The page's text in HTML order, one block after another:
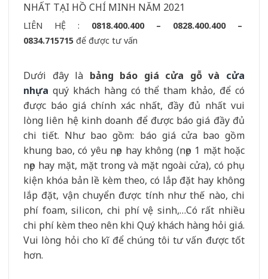
NHẤT TẠI HỒ CHÍ MINH NĂM 2021
LIÊN HỆ : 0818.400.400 – 0828.400.400 –
0834.715715 để được tư vấn
Dưới đây là bảng báo giá cửa gỗ và cửa
nhựa quý khách hàng có thể tham khảo, để có
được báo giá chính xác nhất, đầy đủ nhất vui
lòng liên hệ kinh doanh để được báo giá đầy đủ
chi tiết. Như bao gồm: báo giá cửa bao gồm
khung bao, có yêu nẹp hay không (nẹp 1 mặt hoặc
nẹp hay mặt, mặt trong và mặt ngoài cửa), có phụ
kiện khóa bản lề kèm theo, có lắp đặt hay không
lắp đặt, vận chuyển được tính như thế nào, chi
phí foam, silicon, chi phí vệ sinh,…Có rất nhiều
chi phí kèm theo nên khi Quý khách hàng hỏi giá.
Vui lòng hỏi cho kĩ để chúng tôi tư vấn được tốt
hơn.